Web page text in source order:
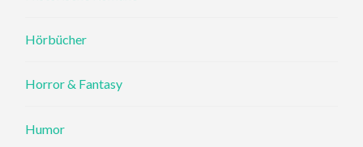
Hörbücher
Horror & Fantasy
Humor